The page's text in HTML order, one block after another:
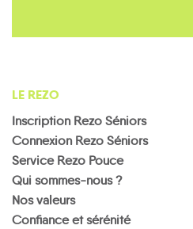
LE REZO
Inscription Rezo Séniors
Connexion Rezo Séniors
Service Rezo Pouce
Qui sommes-nous ?
Nos valeurs
Confiance et sérénité